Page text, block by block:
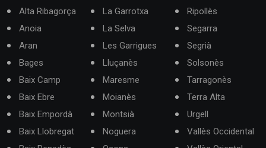
Alta Ribagorça
Anoia
Aran
Bages
Baix Camp
Baix Ebre
Baix Empordà
Baix Llobregat
La Garrotxa
La Selva
Les Garrigues
Lluçanès
Maresme
Moianès
Montsià
Noguera
Ripollès
Segarra
Segrià
Solsonès
Tarragonès
Terra Alta
Urgell
Vallès Occidental